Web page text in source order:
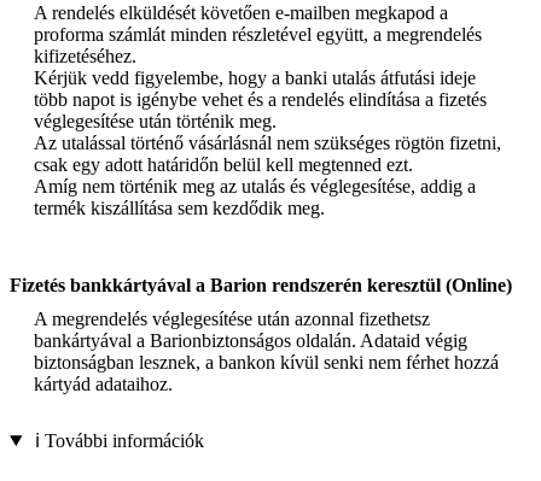
A rendelés elküldését követően e-mailben megkapod a
proforma számlát minden részletével együtt, a megrendelés
kifizetéséhez.
Kérjük vedd figyelembe, hogy a banki utalás átfutási ideje
több napot is igénybe vehet és a rendelés elindítása a fizetés
véglegesítése után történik meg.
Az utalással történő vásárlásnál nem szükséges rögtön fizetni,
csak egy adott határidőn belül kell megtenned ezt.
Amíg nem történik meg az utalás és véglegesítése, addig a
termék kiszállítása sem kezdődik meg.
Fizetés bankkártyával a Barion rendszerén keresztül (Online)
A megrendelés véglegesítése után azonnal fizethetsz
bankártyával a Barionbiztonságos oldalán. Adataid végig
biztonságban lesznek, a bankon kívül senki nem férhet hozzá
kártyád adataihoz.
ℹ️ További információk